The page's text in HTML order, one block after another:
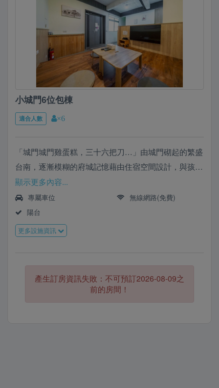
小城門6位包棟
適合人數 ×6
「城門城門雞蛋糕，三十六把刀…」由城門砌起的繁盛
台南，逐漸模糊的府城記憶藉由住宿空間設計，與孩子
唱著童謠，喚起台南城門回憶
顯示更多內容...
專屬車位
無線網路(免費)
陽台
更多設施資訊
產生訂房資訊失敗：不可預訂2026-08-09之
前的房間！